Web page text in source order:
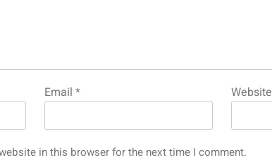
Email* Website
in this browser for the next time I comment.